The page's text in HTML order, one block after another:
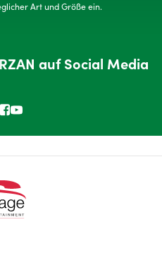
Art und Größe ein.
auf Social Media